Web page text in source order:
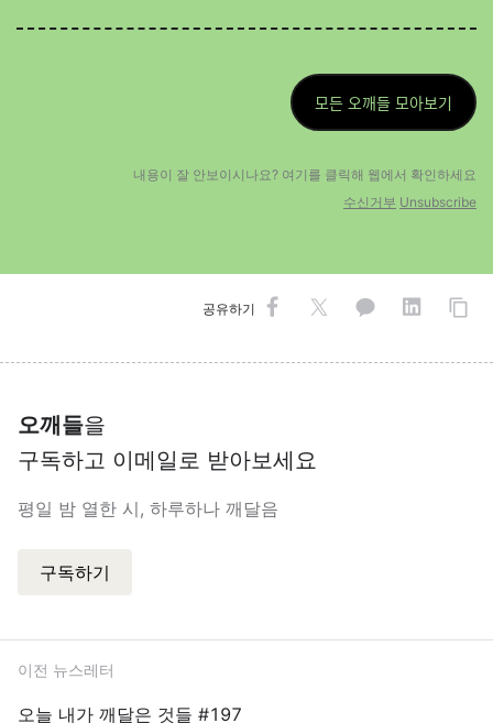
모든 오깨들 모아보기
내용이 잘 안보이시나요? 여기를 클릭해 웹에서 확인하세요
수신거부 Unsubscribe
공유하기
오깨들을
구독하고 이메일로 받아보세요
평일 밤 열한 시, 하루하나 깨달음
구독하기
이전 뉴스레터
오늘 내가 깨달은 것들 #197